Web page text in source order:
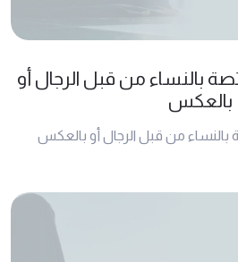
بالنساء من قبل الرجال أو
بالعكس
بالنساء من قبل الرجال أو بالعكس